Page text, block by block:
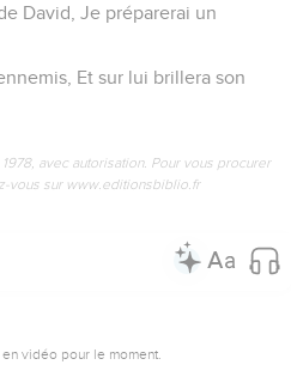
un lieu pour l’Éternel, Une
parler à Éphrata, Nous
de Yaar...
revêtus de justice, Et que tes